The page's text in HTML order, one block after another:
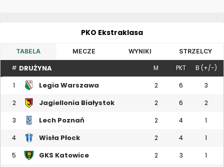
PKO Ekstraklasa
TABELA MECZE WYNIKI STRZELCY
# DRUŻYNA M PKT B (+/-)
1 Legia Warszawa 2 6 3
2 Jagiellonia Białystok 2 6 2
3 Lech Poznań 2 4 1
4 Wisła Płock 2 4 1
5 GKS Katowice 2 3 1